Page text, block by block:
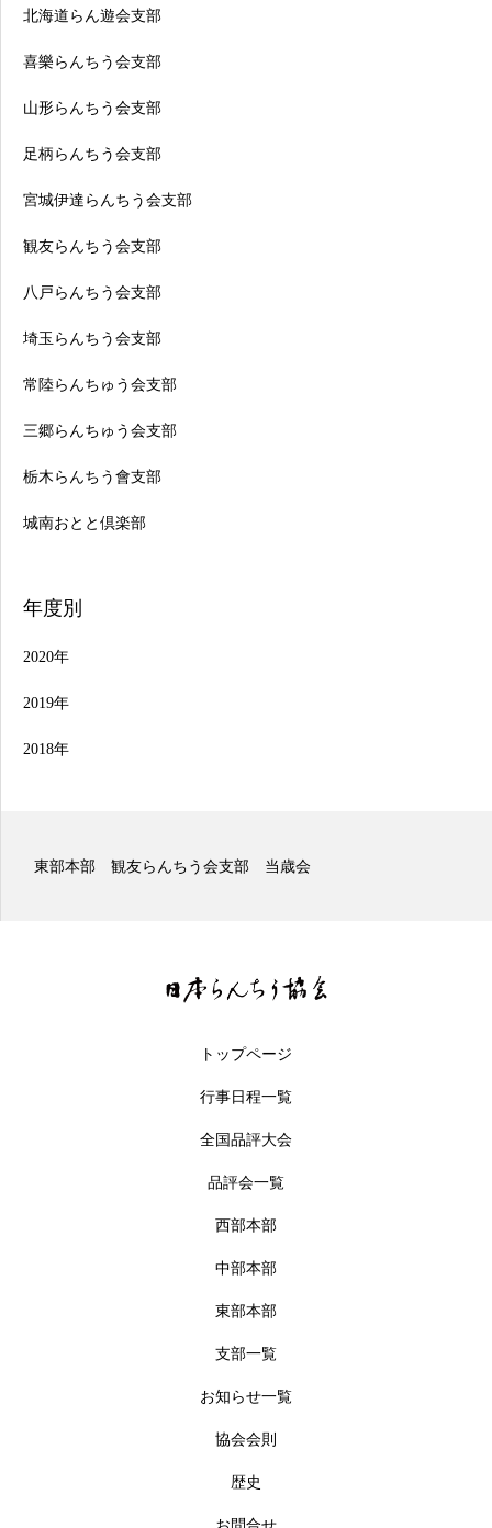
北海道らん遊会支部
喜樂らんちう会支部
山形らんちう会支部
足柄らんちう会支部
宮城伊達らんちう会支部
観友らんちう会支部
八戸らんちう会支部
埼玉らんちう会支部
常陸らんちゅう会支部
三郷らんちゅう会支部
栃木らんちう會支部
城南おとと倶楽部
年度別
2020年
2019年
2018年
東部本部 観友らんちう会支部 二歳会
トップページ
行事日程一覧
全国品評大会
品評会一覧
西部本部
中部本部
東部本部
支部一覧
お知らせ一覧
協会会則
歴史